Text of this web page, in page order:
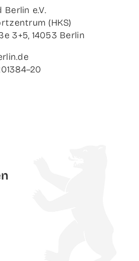
Ber­lin e.V.
(HKS)
3+5, 14053 Berlin